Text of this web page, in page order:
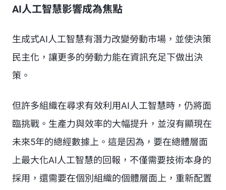
AI人工智慧影響成為焦點
生成式AI人工智慧有潛力改變勞動市場，並使決策
民主化，讓更多的勞動力能在資訊充足下做出決
策。
但許多組織在尋求有效利用AI人工智慧時，仍將面
臨挑戰。生產力與效率的大幅提升，並沒有顯現在
未來5年的總經數據上。這是因為，要在總體層面
上最大化AI人工智慧的回報，不僅需要技術本身的
採用，還需要在個別組織的個體層面上，重新配置